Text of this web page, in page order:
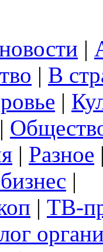
|
| В
|
|
| Разное
|
| ТВ-